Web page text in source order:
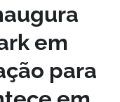
em
para